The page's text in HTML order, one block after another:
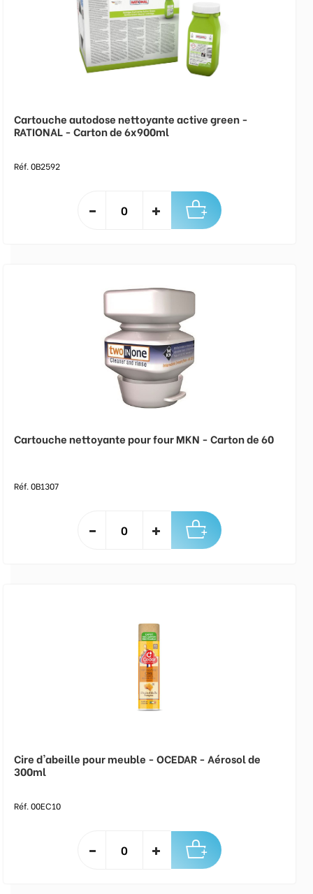
Cartouche autodose nettoyante active green -
RATIONAL - Carton de 6x900ml
Réf. 0B2592
Cartouche nettoyante pour four MKN - Carton de 60
Réf. 0B1307
Cire d'abeille pour meuble - OCEDAR - Aérosol de
300ml
Réf. 00EC10